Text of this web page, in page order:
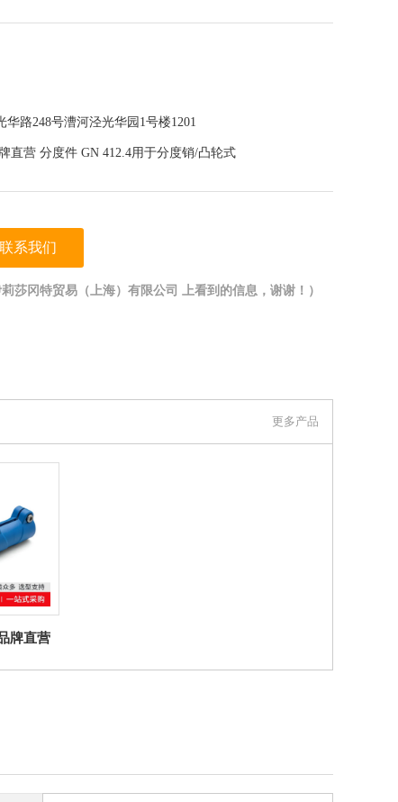
华路248号漕河泾光华园1号楼1201
直营 分度件 GN 412.4用于分度销/凸轮式
联系我们
莎冈特贸易（上海）有限公司 上看到的信息，谢谢！）
更多产品
牌直营
合体